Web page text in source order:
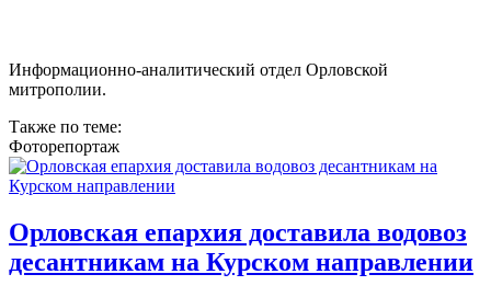
Информационно-аналитический отдел Орловской
митрополии.
Также по теме:
Фоторепортаж
Орловская епархия доставила водовоз
десантникам на Курском направлении